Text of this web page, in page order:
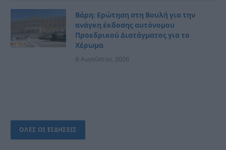
Βάρη: Ερώτηση στη Βουλή για την
ανάγκη έκδοσης αυτόνομου
Προεδρικού Διατάγματος για το
Χέρωμα
8 Αυγούστου, 2026
ΟΛΕΣ ΟΙ ΕΙΔΗΣΕΙΣ